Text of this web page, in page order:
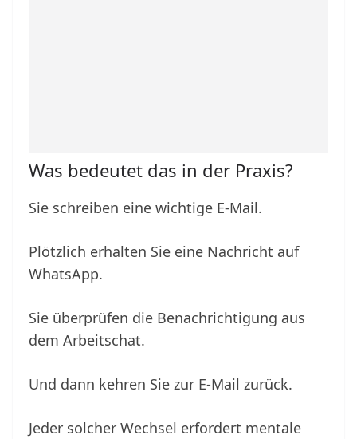
Was bedeutet das in der Praxis?
Sie schreiben eine wichtige E-Mail.
Plötzlich erhalten Sie eine Nachricht auf
WhatsApp.
Sie überprüfen die Benachrichtigung aus
dem Arbeitschat.
Und dann kehren Sie zur E-Mail zurück.
Jeder solcher Wechsel erfordert mentale